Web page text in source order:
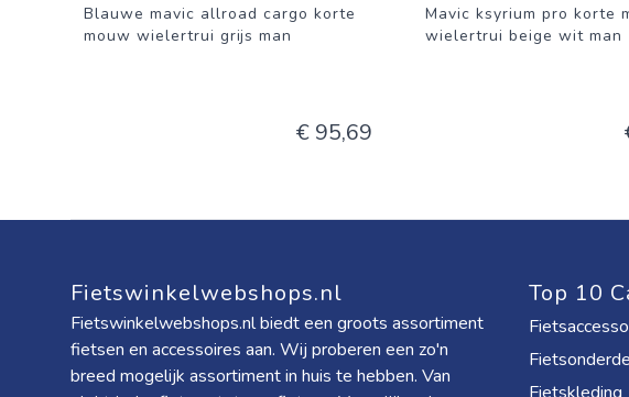
Blauwe mavic allroad cargo korte
mouw wielertrui grijs man
€ 95,69
Mavic ksyrium pro korte
wielertrui beige wit man
Fietswinkelwebshops.nl
Fietswinkelwebshops.nl biedt een groots assortiment
fietsen en accessoires aan. Wij proberen een zo'n
breed mogelijk assortiment in huis te hebben. Van
Top 10